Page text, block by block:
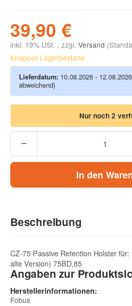
39,90 €
inkl. 19% USt. , zzgl. Versand
Knapper Lagerbestand
Lieferdatum: 10.08.2026 - 12.08.2026
abweichend)
Nur noch 2
In den
Beschreibung
CZ-75 Passive Retention Holster
alte Version) 75BD,85
Angaben zur
Herstellerinformationen:
Fobus